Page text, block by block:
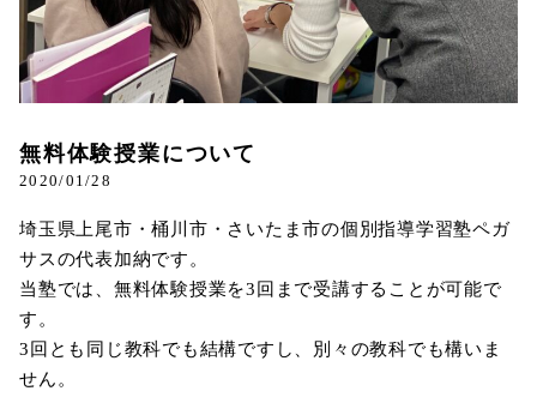
無料体験授業について
2020/01/28
埼玉県上尾市・桶川市・さいたま市の個別指導学習塾ペガ
サスの代表加納です。
当塾では、無料体験授業を3回まで受講することが可能で
す。
3回とも同じ教科でも結構ですし、別々の教科でも構いま
せん。